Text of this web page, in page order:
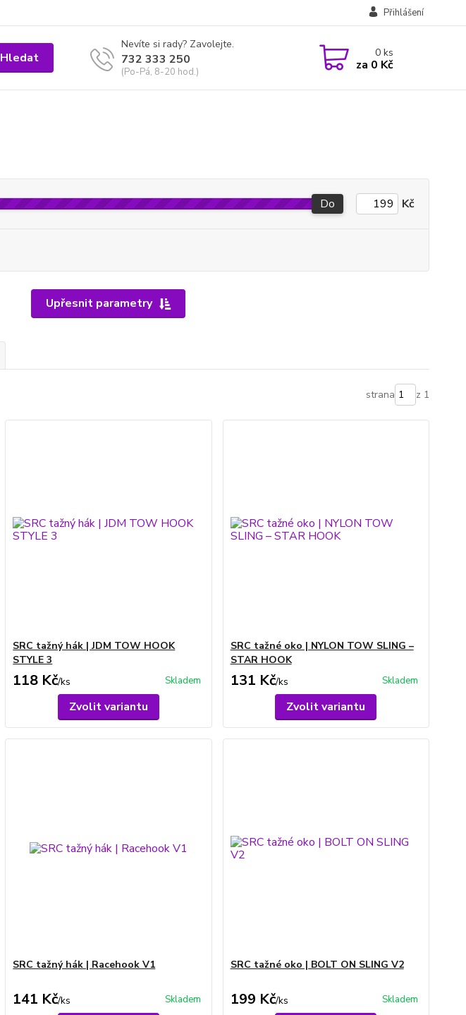
Přihlášení
Hledat
Nevíte si rady? Zavolejte.
732 333 250
(Po-Pá, 8-20 hod.)
0ks
za 0 Kč
Upřesnit parametry
Do Kč
strana z 1
SRC tažný hák | JDM TOW HOOK
STYLE 3
118 Kč/ks Skladem
Zvolit variantu
SRC tažné oko | NYLON TOW SLING –
STAR HOOK
131 Kč/ks Skladem
Zvolit variantu
SRC tažný hák | Racehook V1
141 Kč/ks Skladem
SRC tažné oko | BOLT ON SLING V2
199 Kč/ks Skladem